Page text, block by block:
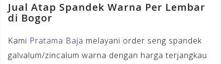
Jual Atap Spandek Warna Per Lembar
di Bogor
Kami Pratama Baja melayani order seng spandek
galvalum/zincalum warna dengan harga terjangkau